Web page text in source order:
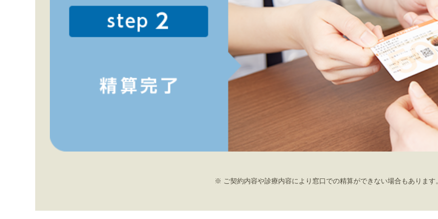
※ ご契約内容や診療内容により窓口での精算ができない場合もあります